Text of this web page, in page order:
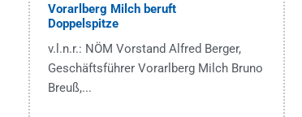
Vorarlberg Milch beruft
Doppelspitze
v.l.n.r.: NÖM Vorstand Alfred Berger,
Geschäftsführer Vorarlberg Milch Bruno
Breuß,...